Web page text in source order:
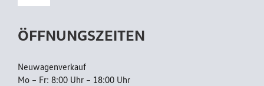
Flottenkunden
Kundendienst
Reparatur
ÖFFNUNGSZEITEN
Neuwagenverkauf
Mo – Fr: 8:00 Uhr – 18:00 Uhr